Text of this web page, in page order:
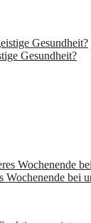
Gesundheit?
bei